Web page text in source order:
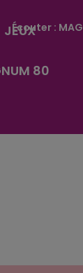
JEUX
80
Écouter :